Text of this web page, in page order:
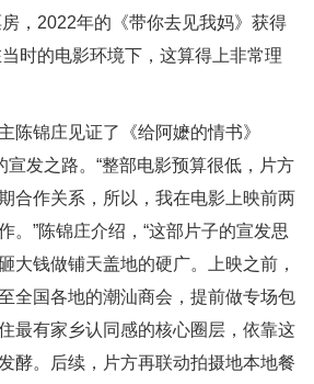
，2022年的《带你去见我妈》获得
时的电影环境下，这算得上非常理
陈锦庄见证了《给阿嬷的情书》
宣发之路。“整部电影预算很低，片方
合作关系，所以，我在电影上映前两
。”陈锦庄介绍，“这部片子的宣发思
大钱做铺天盖地的硬广。上映之前，
全国各地的潮汕商会，提前做专场包
最有家乡认同感的核心圈层，依靠这
酵。后续，片方再联动拍摄地本地餐